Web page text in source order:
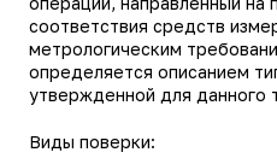
соответствия средств
метрологическим
определяется описанием
утвержденной для данного
Виды поверки: